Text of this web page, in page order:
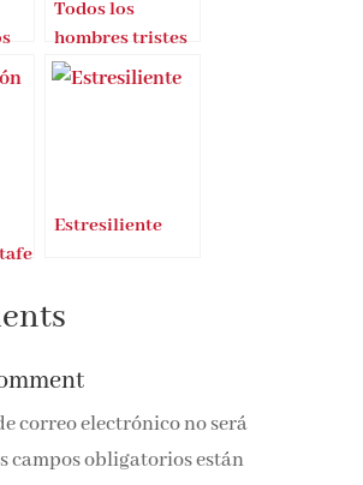
Todos los
hombres tristes
correo electrónico no será